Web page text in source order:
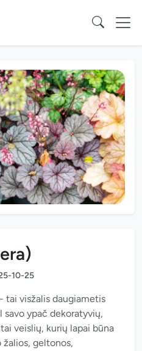
10-25
tai visžalis daugiametis
savo ypač dekoratyvių,
veislių, kurių lapai būna
žalios, geltonos,